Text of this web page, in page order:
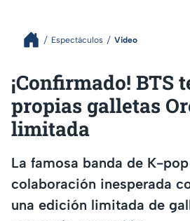
Espectáculos Video
¡Confirmado! BTS
propias galletas
limitada
La famosa banda de K-
colaboración inesperada
una edición limitada de